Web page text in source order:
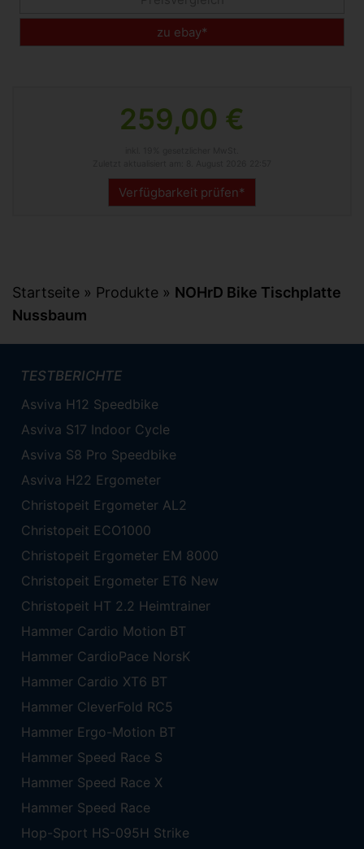
zu ebay*
259,00 €
Verfügbarkeit prüfen*
Startseite » Produkte » NOHrD Bike Tischplatte
Nussbaum
TESTBERICHTE
Asviva H12 Speedbike
Asviva S17 Indoor Cycle
Asviva S8 Pro Speedbike
Asviva H22 Ergometer
Christopeit Ergometer AL2
Christopeit ECO1000
Christopeit Ergometer EM 8000
Christopeit Ergometer ET6 New
Christopeit HT 2.2 Heimtrainer
Hammer Cardio Motion BT
Hammer CardioPace NorsK
Hammer Cardio XT6 BT
Hammer CleverFold RC5
Hammer Ergo-Motion BT
Hammer Speed Race S
Hammer Speed Race X
Hammer Speed Race
Hop-Sport HS-095H Strike